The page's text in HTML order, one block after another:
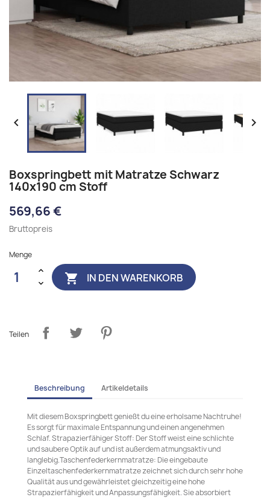
 
Boxspringbett mit Matratze Schwarz
140x190 cm Stoff
569,66 €
Bruttopreis
Menge
 IN DEN WARENKORB
Teilen
Beschreibung Artikeldetails
Mit diesem Boxspringbett genießt du eine erholsame Nachtruhe!
Es sorgt für maximale Entspannung und einen angenehmen
Schlaf. Strapazierfähiger Stoff: Der Stoff weist eine schlichte
und saubere Optik auf und ist außerdem atmungsaktiv und
langlebig.Taschenfederkernmatratze: Die eingebaute
Einzeltaschenfederkernmatratze zeichnet sich durch sehr hohe
Qualität aus und gewährleistet gleichzeitig eine hohe
Strapazierfähigkeit und Anpassungsfähigkeit. Sie absorbiert